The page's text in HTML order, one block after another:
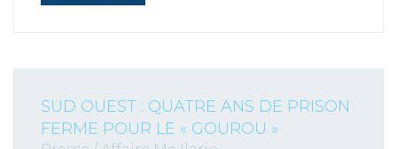
SUD OUEST : QUATRE ANS DE PRISON
FERME POUR LE « GOUROU »